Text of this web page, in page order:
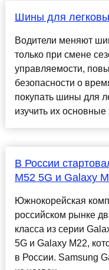
Шины для
Водители меняют
только при смене
управляемости,
безопасности о
покупать шины для
изучить их основные
В России
M52 5G и Galaxy
Южнокорейская
российском рынке
класса из серии
5G и Galaxy M22,
в России. Samsung